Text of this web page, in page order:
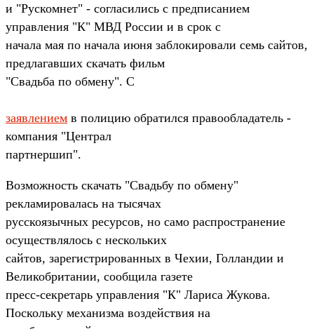
и "Рускомнет" - согласились с предписанием
управления "К" МВД России и в срок с
начала мая по начала июня заблокировали семь сайтов,
предлагавших скачать фильм
"Свадьба по обмену". С
заявлением в полицию обратился правообладатель -
компания "Централ
партнершип".
Возможность скачать "Свадьбу по обмену"
рекламировалась на тысячах
русскоязычных ресурсов, но само распространение
осуществлялось с нескольких
сайтов, зарегистрированных в Чехии, Голландии и
Великобритании, сообщила газете
пресс-секретарь управления "К" Лариса Жукова.
Поскольку механизма воздействия на